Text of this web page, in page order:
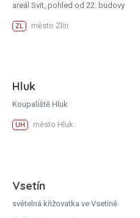
areál Svit, pohled od 22. budovy
ZL město Zlín
Hluk
Koupaliště Hluk
UH město Hluk
Vsetín
světelná křižovatka ve Vsetíně